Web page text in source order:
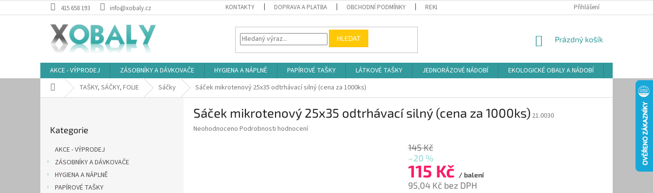
na
415 658 193 info@xobaly.cz KONTAKTY DOPRAVA A PLATBA OBCHODNÍ PODMÍNKY REKLAMAČNÍ ŘÁD ZÁSADY POUŽÍVÁNÍ SOUBORŮ COOKIES
Přihlášení
HLEDAT
NÁKUPNÍ
Prázdný košík
AKCE - VÝPRODEJ ZÁSOBNÍKY A DÁVKOVAČE HYGIENA A NÁPLNĚ PAPÍROVÉ TAŠKY LÁTKOVÉ TAŠKY JEDNORÁZOVÉ NÁDOBÍ EKOLOGICKÉ OBALY A NÁDOBÍ
Domů TAŠKY, SÁČKY, FOLIE Sáčky Sáček mikrotenový 25x35 odtrhávací silný (cena za 1000ks)
kategorie
Kategorie
AKCE - VÝPRODEJ
ZÁSOBNÍKY A DÁVKOVAČE
HYGIENA A NÁPLNĚ
PAPÍROVÉ TAŠKY
Sáček mikrotenový 25x35 odtrhávací silný (cena za 1000ks) 21.0030
Průměrné
Neohodnoceno Podrobnosti hodnocení
145 Kč
–20 %
115 Kč / balení
95,04 Kč bez DPH